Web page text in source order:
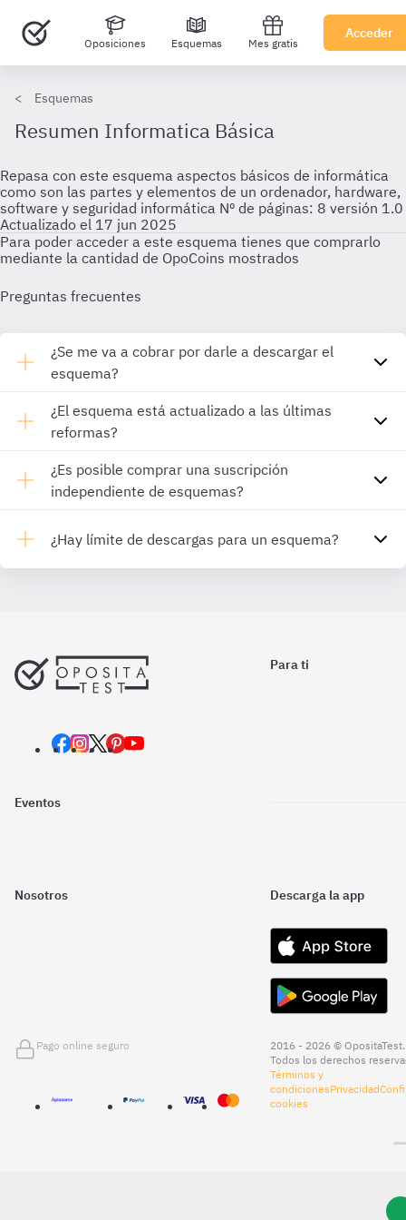
Oposiciones Esquemas Mes gratis
Acceder
Esquemas
Resumen Informatica Básica
Repasa con este esquema aspectos básicos de informática
como son las partes y elementos de un ordenador, hardware,
software y seguridad informática Nº de páginas: 8 versión 1.0
Actualizado el 17 jun 2025
Para poder acceder a este esquema tienes que comprarlo
mediante la cantidad de OpoCoins mostrados
Preguntas frecuentes
¿Se me va a cobrar por darle a descargar el
esquema?
¿El esquema está actualizado a las últimas
reformas?
¿Es posible comprar una suscripción
independiente de esquemas?
¿Hay límite de descargas para un esquema?
Para ti
Eventos
Nosotros Descarga la app
Pago online seguro
2016 - 2026 © OpositaTest.
Todos los derechos
Términos y
condicionesPrivacidad
cookies